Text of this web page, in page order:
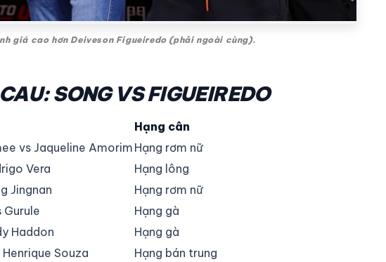
giá cao hơn Deiveson Figueiredo (phải ngoài cùng).
SONG VS FIGUEIREDO
Hạng cân
vs Jaqueline Amorim Hạng rơm nữ
Vera
Hạng lông
Jingnan
Hạng rơm nữ
Gurule
Hạng gà
Haddon
Hạng gà
Souza
Hạng bán trung